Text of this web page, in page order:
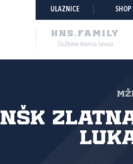
ULAZNICE SHOP
HNS.FAMILY
Službena stranica Saveza
NŠK